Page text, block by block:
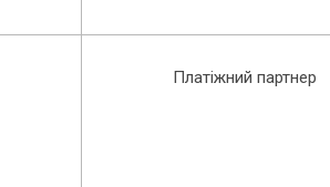
Платіжний партнер